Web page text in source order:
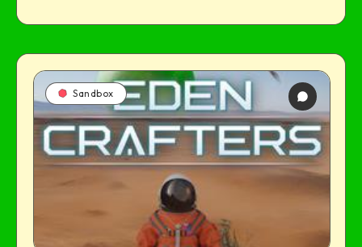
Sandbox